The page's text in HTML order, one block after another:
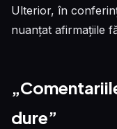
Ulterior, în
nuanțat afirmațiile
dure”